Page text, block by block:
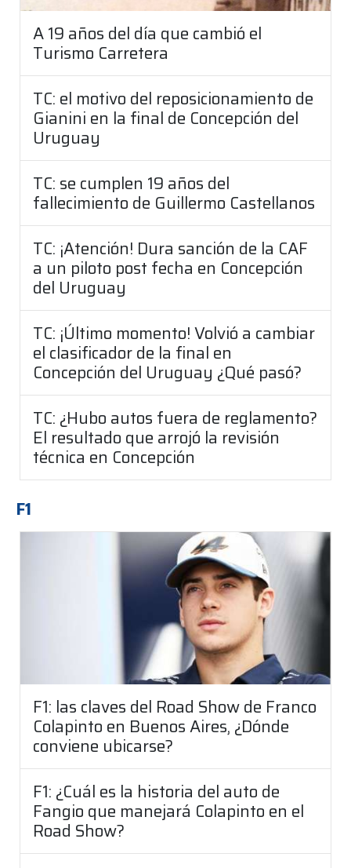
A 19 años del día que cambió el
Turismo Carretera
TC: el motivo del reposicionamiento de
Gianini en la final de Concepción del
Uruguay
TC: se cumplen 19 años del
fallecimiento de Guillermo Castellanos
TC: ¡Atención! Dura sanción de la CAF
a un piloto post fecha en Concepción
del Uruguay
TC: ¡Último momento! Volvió a cambiar
el clasificador de la final en
Concepción del Uruguay ¿Qué pasó?
TC: ¿Hubo autos fuera de reglamento?
El resultado que arrojó la revisión
técnica en Concepción
F1
F1: las claves del Road Show de Franco
Colapinto en Buenos Aires, ¿Dónde
conviene ubicarse?
F1: ¿Cuál es la historia del auto de
Fangio que manejará Colapinto en el
Road Show?